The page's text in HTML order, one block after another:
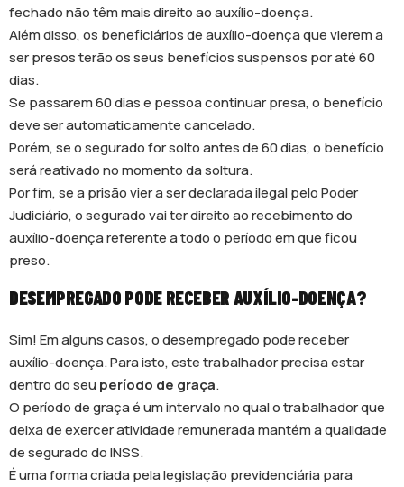
fechado não têm mais direito ao auxílio-doença.
Além disso, os beneficiários de auxílio-doença que vierem a
ser presos terão os seus benefícios suspensos por até 60
dias.
Se passarem 60 dias e pessoa continuar presa, o benefício
deve ser automaticamente cancelado.
Porém, se o segurado for solto antes de 60 dias, o benefício
será reativado no momento da soltura.
Por fim, se a prisão vier a ser declarada ilegal pelo Poder
Judiciário, o segurado vai ter direito ao recebimento do
auxílio-doença referente a todo o período em que ficou
preso.
DESEMPREGADO PODE RECEBER AUXÍLIO-DOENÇA?
Sim! Em alguns casos, o desempregado pode receber
auxílio-doença. Para isto, este trabalhador precisa estar
dentro do seu período de graça.
O período de graça é um intervalo no qual o trabalhador que
deixa de exercer atividade remunerada mantém a qualidade
de segurado do INSS.
É uma forma criada pela legislação previdenciária para